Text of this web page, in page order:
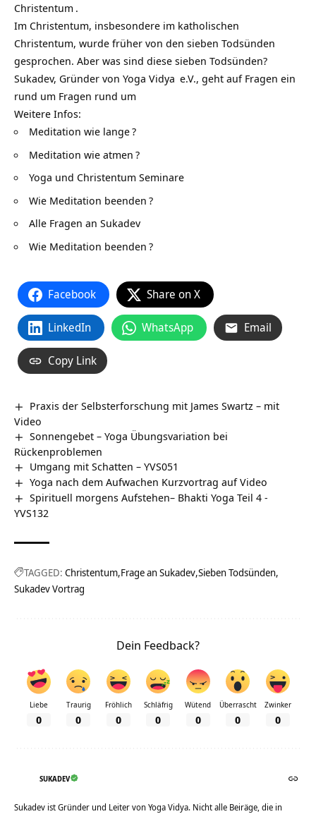
Christentum .
Im Christentum, insbesondere im katholischen
Christentum, wurde früher von den sieben Todsünden
gesprochen. Aber was sind diese sieben Todsünden?
Sukadev, Gründer von Yoga Vidya e.V., geht auf Fragen ein
rund um Fragen rund um
Weitere Infos:
Meditation wie lange?
Meditation wie atmen ?
Yoga und Christentum Seminare
Wie Meditation beenden ?
Alle Fragen an Sukadev
Wie Meditation beenden ?
Facebook Share on X
LinkedIn WhatsApp Email
Copy Link
Praxis der Selbsterforschung mit James Swartz – mit
Video
Sonnengebet – Yoga Übungsvariation bei
Rückenproblemen
Umgang mit Schatten – YVS051
Yoga nach dem Aufwachen Kurzvortrag auf Video
Spirituell morgens Aufstehen– Bhakti Yoga Teil 4 -
YVS132
TAGGED: Christentum Frage an Sukadev Sieben Todsünden
Sukadev Vortrag
Dein Feedback?
Liebe
0
Traurig
0
Fröhlich
0
Schläfrig
0
Wütend
0
Überrascht
0
Zwinker
0
SUKADEV
Sukadev ist Gründer und Leiter von Yoga Vidya. Nicht alle Beiräge, die in